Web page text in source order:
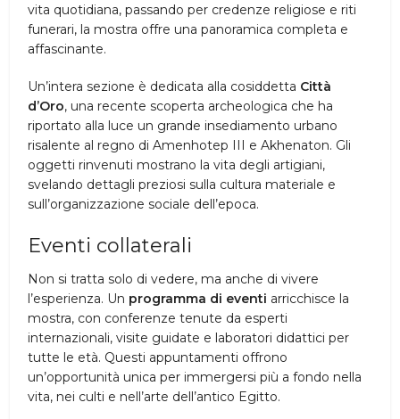
vita quotidiana, passando per credenze religiose e riti
funerari, la mostra offre una panoramica completa e
affascinante.
Un’intera sezione è dedicata alla cosiddetta Città
d’Oro, una recente scoperta archeologica che ha
riportato alla luce un grande insediamento urbano
risalente al regno di Amenhotep III e Akhenaton. Gli
oggetti rinvenuti mostrano la vita degli artigiani,
svelando dettagli preziosi sulla cultura materiale e
sull’organizzazione sociale dell’epoca.
Eventi collaterali
Non si tratta solo di vedere, ma anche di vivere
l’esperienza. Un programma di eventi arricchisce la
mostra, con conferenze tenute da esperti
internazionali, visite guidate e laboratori didattici per
tutte le età. Questi appuntamenti offrono
un’opportunità unica per immergersi più a fondo nella
vita, nei culti e nell’arte dell’antico Egitto.